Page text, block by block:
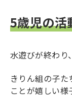
5歳児の活
水遊びが終わり
きりん組の子
ことが嬉しい